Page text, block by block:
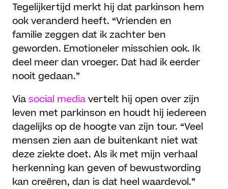
Tegelijkertijd merkt hij dat parkinson hem
ook veranderd heeft. “Vrienden en
familie zeggen dat ik zachter ben
geworden. Emotioneler misschien ook. Ik
deel meer dan vroeger. Dat had ik eerder
nooit gedaan.”
Viasocial media vertelt hij open over zijn
leven met parkinson en houdt hij iedereen
dagelijks op de hoogte van zijn tour. “Veel
mensen zien aan de buitenkant niet wat
deze ziekte doet. Als ik met mijn verhaal
herkenning kan geven of bewustwording
kan creëren, dan is dat heel waardevol.”